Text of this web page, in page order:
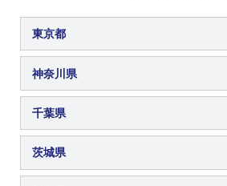
東京都
神奈川県
千葉県
茨城県